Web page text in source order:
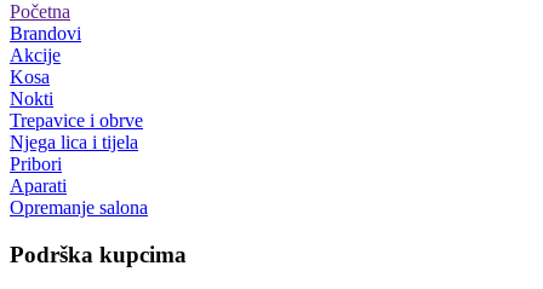
Početna
Brandovi
Akcije
Kosa
Nokti
Trepavice i obrve
Njega lica i tijela
Pribori
Aparati
Opremanje salona
Podrška kupcima